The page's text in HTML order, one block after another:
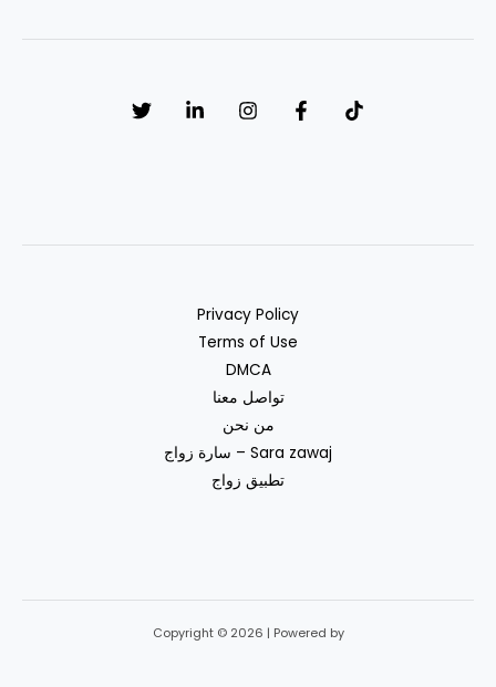
Privacy Policy
Terms of Use
DMCA
تواصل معنا
من نحن
سارة زواج – Sara zawaj
تطبيق زواج
Copyright © 2026 | Powered by